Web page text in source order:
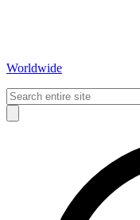
Worldwide